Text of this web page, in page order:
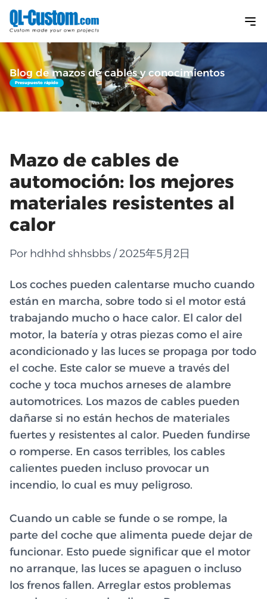
Blog de mazos de cables y conocimientos
Presupuesto rápido
Mazo de cables de
automoción: los mejores
materiales resistentes al
calor
Por hdhhd shhsbbs / 2025年5月2日
Los coches pueden calentarse mucho cuando
están en marcha, sobre todo si el motor está
trabajando mucho o hace calor. El calor del
motor, la batería y otras piezas como el aire
acondicionado y las luces se propaga por todo
el coche. Este calor se mueve a través del
coche y toca muchos arneses de alambre
automotrices. Los mazos de cables pueden
dañarse si no están hechos de materiales
fuertes y resistentes al calor. Pueden fundirse
o romperse. En casos terribles, los cables
calientes pueden incluso provocar un
incendio, lo cual es muy peligroso.
Cuando un cable se funde o se rompe, la
parte del coche que alimenta puede dejar de
funcionar. Esto puede significar que el motor
no arranque, las luces se apaguen o incluso
los frenos fallen. Arreglar estos problemas